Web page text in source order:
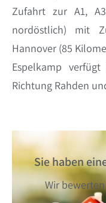
Zufahrt zur A1,
nordöstlich) mit
Hannover (85
Espelkamp
Richtung Rahden
Sie haben
Wir